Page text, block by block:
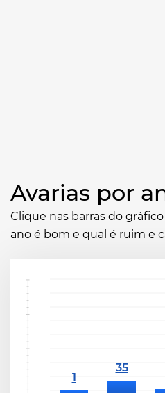
Avarias por
Clique nas barras do
ano é bom e qual é ruim e